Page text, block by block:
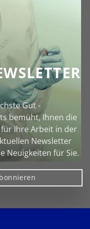
Gut -
bemüht, Ihnen die
Ihre Arbeit in der
Newsletter
Neuigkeiten für Sie.